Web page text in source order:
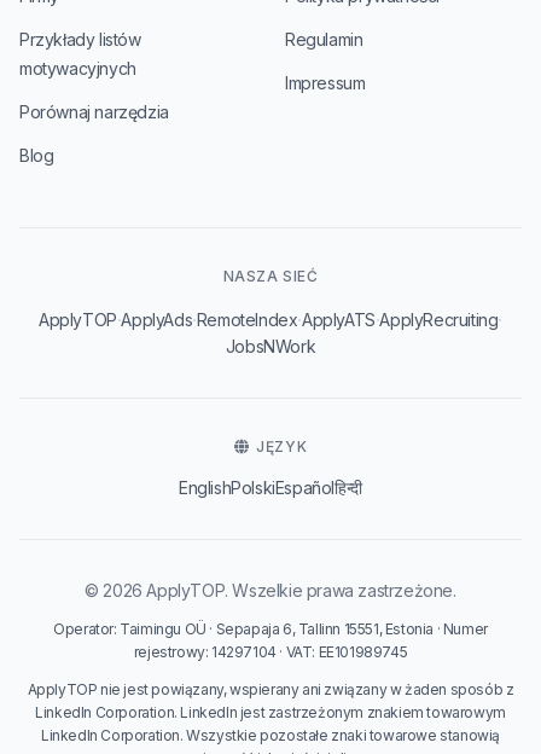
Przykłady listów
motywacyjnych
Porównaj narzędzia
Blog
Regulamin
Impressum
NASZA SIEĆ
ApplyTOP·ApplyAds·RemoteIndex·ApplyATS·ApplyRecruiting·
JobsNWork
JĘZYK
EnglishPolskiEspañolहिन्दी
© 2026 ApplyTOP. Wszelkie prawa zastrzeżone.
Operator: Taimingu OÜ · Sepapaja 6, Tallinn 15551, Estonia · Numer
rejestrowy: 14297104 · VAT: EE101989745
ApplyTOP nie jest powiązany, wspierany ani związany w żaden sposób z
LinkedIn Corporation. LinkedIn jest zastrzeżonym znakiem towarowym
LinkedIn Corporation. Wszystkie pozostałe znaki towarowe stanowią